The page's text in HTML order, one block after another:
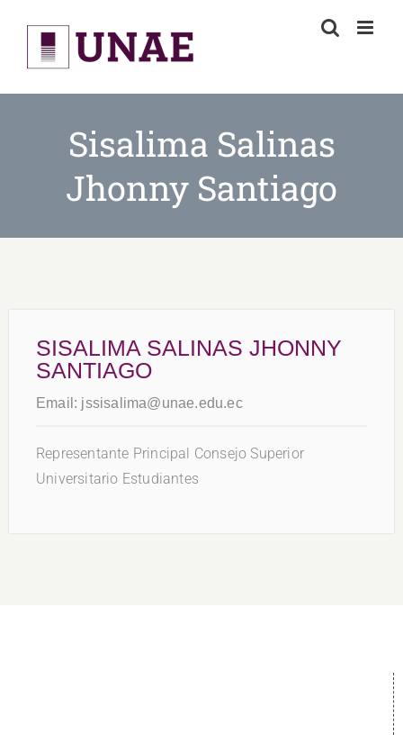
content
Sisalima Salinas
Jhonny Santiago
SISALIMA SALINAS JHONNY
SANTIAGO
Email: jssisalima@unae.edu.ec
Representante Principal Consejo Superior
Universitario Estudiantes